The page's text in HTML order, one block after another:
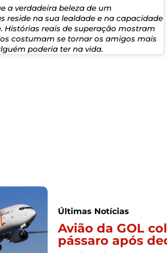
a verdadeira beleza de um
reside na sua lealdade e na capacidade
reais de superação mostram
costumam se tornar os amigos mais
poderia ter na vida.
Últimas Notícias
Avião da GOL
pássaro após